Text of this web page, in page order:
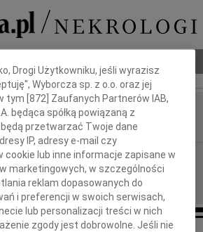
Szafraniec
Drogi Użytkowniku, jeśli wyrazisz
Wyborcza sp. z o.o. oraz jej
tym [872 ] Zaufanych Partnerów IAB,
będąca spółką powiązaną z
będą przetwarzać Twoje dane
IP, adresy e-mail czy
cookie lub inne informacje zapisane w
marketingowych, w szczególności
reklam dopasowanych do
i preferencji w swoich serwisach,
lub personalizacji treści w nich
zgody jest dobrowolne. Jeśli nie